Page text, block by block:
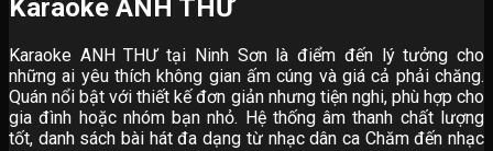
Karaoke ANH THƯ
Karaoke ANH THƯ tại Ninh Sơn là điểm đến lý tưởng cho
những ai yêu thích không gian ấm cúng và giá cả phải chăng.
Quán nổi bật với thiết kế đơn giản nhưng tiện nghi, phù hợp cho
gia đình hoặc nhóm bạn nhỏ. Hệ thống âm thanh chất lượng
tốt, danh sách bài hát đa dạng từ nhạc dân ca Chăm đến nhạc